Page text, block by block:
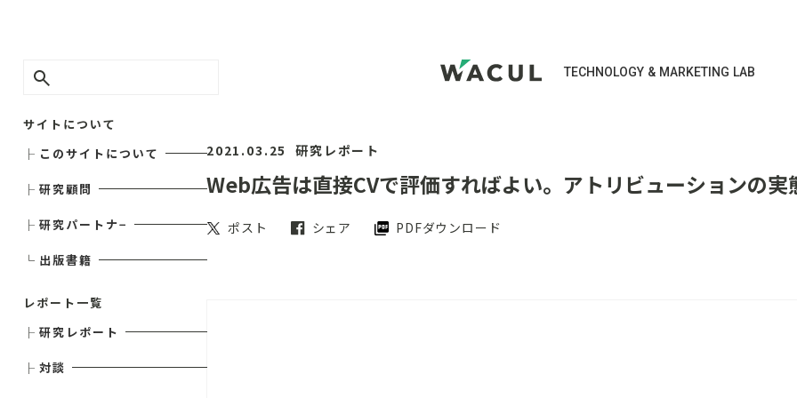
TECHNOLOGY & MARKETING LAB
サイトについて
├ このサイトについて
├ 研究顧問
├ 研究パートナ−
└ 出版書籍
レポート一覧
├ 研究レポート
├ 対談
2021.03.25 研究レポート
Web広告は直接CVで評価すればよい。アトリビューションの実
ポスト シェア PDFダウンロード